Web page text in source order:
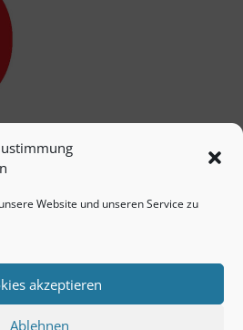
Website und unseren Service zu
akzeptieren
Ablehnen